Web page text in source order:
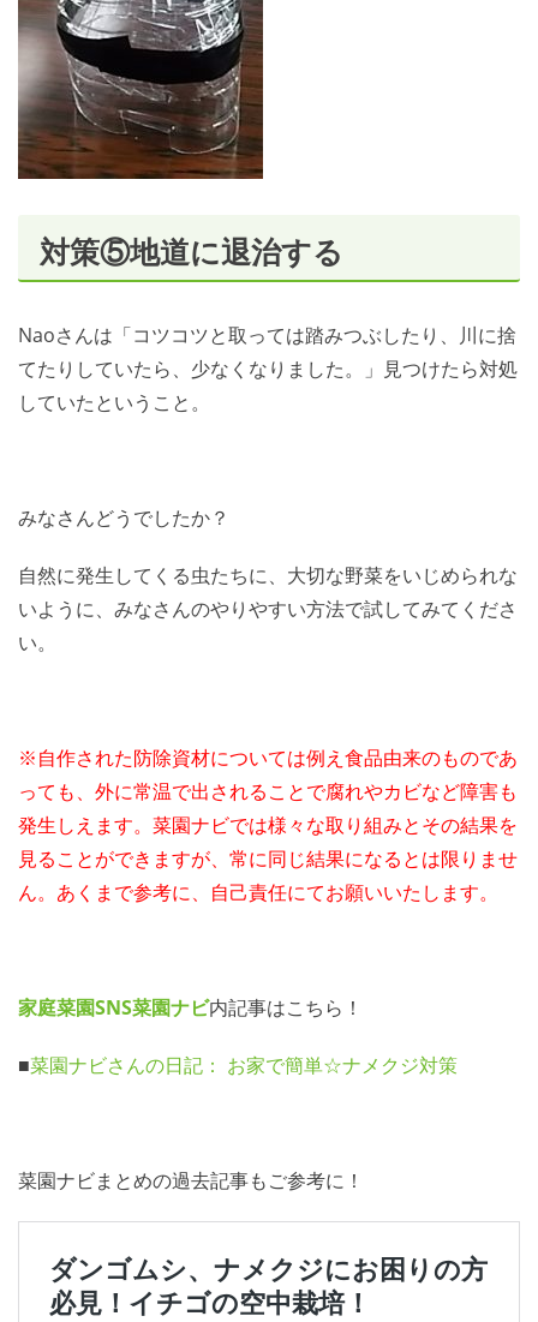
対策⑤地道に退治する
Naoさんは「コツコツと取っては踏みつぶしたり、川に捨
てたりしていたら、少なくなりました。」見つけたら対処
していたということ。
みなさんどうでしたか？
自然に発生してくる虫たちに、大切な野菜をいじめられな
いように、みなさんのやりやすい方法で試してみてくださ
い。
※自作された防除資材については例え食品由来のものであ
っても、外に常温で出されることで腐れやカビなど障害も
発生しえます。 菜園ナビでは様々な取り組みとその結果を
見ることができますが、常に同じ結果になるとは限りませ
ん。 あくまで参考に、自己責任にてお願いいたします。
家庭菜園SNS菜園ナビ内記事はこちら！
■菜園ナビさんの日記： お家で簡単☆ナメクジ対策
菜園ナビまとめの過去記事もご参考に！